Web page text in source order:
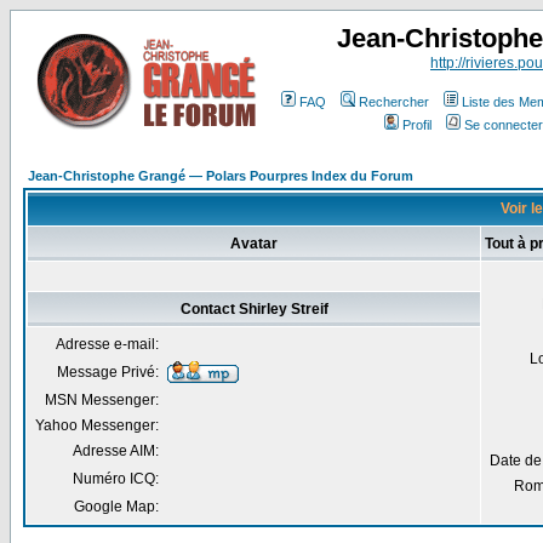
Jean-
http://
FAQ Rechercher
Liste des
Profil
Se
Jean-Christophe Grangé — Polars Pourpres Index du Forum
Voir
Avatar Tout à
Date
Contact Shirley Streif
Adresse e-mail:
Message Privé:
MSN Messenger:
Yahoo Messenger:
Adresse AIM:
Numéro ICQ:
Google Map: